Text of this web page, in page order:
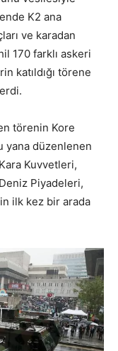
K2 ana
ve karadan
170 farklı askeri
katıldığı törene
törenin Kore
yana düzenlenen
Kuvvetleri,
Piyadeleri,
ilk kez bir arada